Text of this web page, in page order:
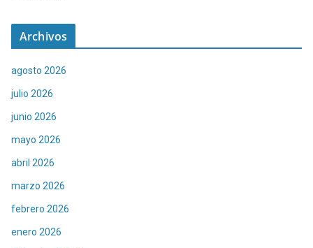
Archivos
agosto 2026
julio 2026
junio 2026
mayo 2026
abril 2026
marzo 2026
febrero 2026
enero 2026